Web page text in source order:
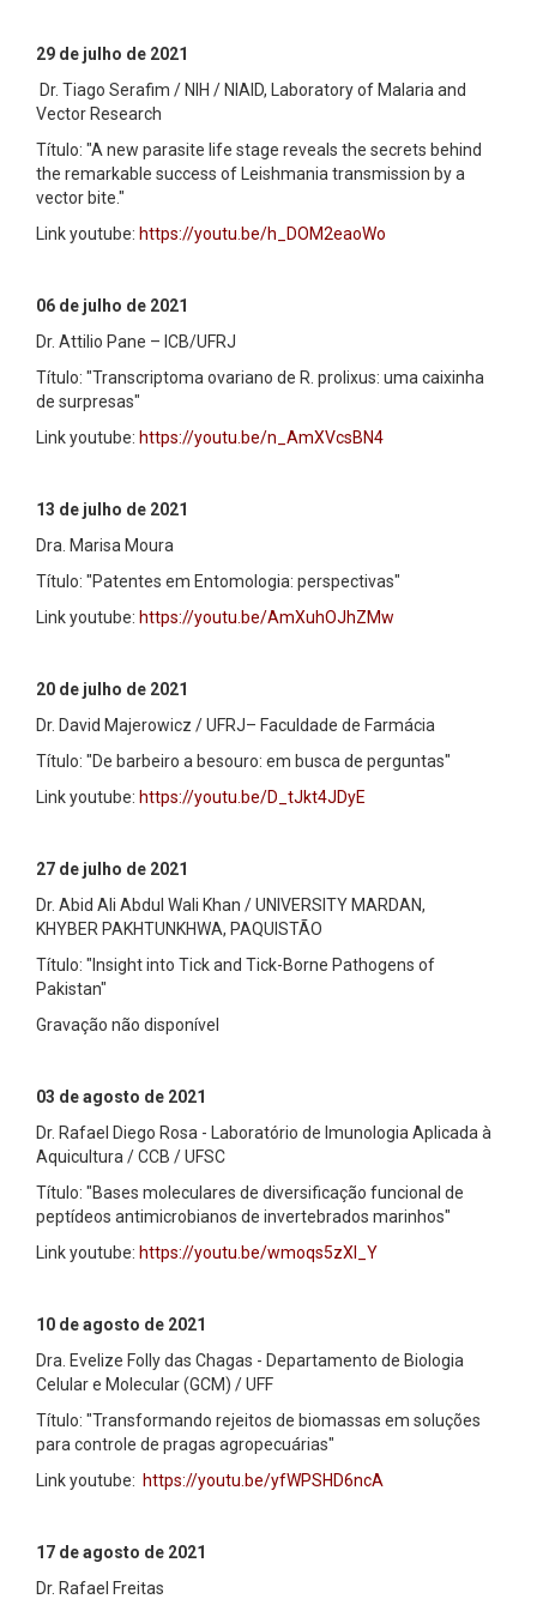
29 de julho de 2021
Dr. Tiago Serafim / NIH / NIAID, Laboratory of Malaria and
Vector Research
Título: "A new parasite life stage reveals the secrets behind
the remarkable success of Leishmania transmission by a
vector bite."
Link youtube: https://youtu.be/h_DOM2eaoWo
06 de julho de 2021
Dr. Attilio Pane – ICB/UFRJ
Título: "Transcriptoma ovariano de R. prolixus: uma caixinha
de surpresas"
Link youtube: https://youtu.be/n_AmXVcsBN4
13 de julho de 2021
Dra. Marisa Moura
Título: "Patentes em Entomologia: perspectivas"
Link youtube: https://youtu.be/AmXuhOJhZMw
20 de julho de 2021
Dr. David Majerowicz / UFRJ– Faculdade de Farmácia
Título: "De barbeiro a besouro: em busca de perguntas"
Link youtube: https://youtu.be/D_tJkt4JDyE
27 de julho de 2021
Dr. Abid Ali Abdul Wali Khan / UNIVERSITY MARDAN,
KHYBER PAKHTUNKHWA, PAQUISTÃO
Título: "Insight into Tick and Tick-Borne Pathogens of
Pakistan"
Gravação não disponível
03 de agosto de 2021
Dr. Rafael Diego Rosa - Laboratório de Imunologia Aplicada à
Aquicultura / CCB / UFSC
Título: "Bases moleculares de diversificação funcional de
peptídeos antimicrobianos de invertebrados marinhos"
Link youtube: https://youtu.be/wmoqs5zXI_Y
10 de agosto de 2021
Dra. Evelize Folly das Chagas - Departamento de Biologia
Celular e Molecular (GCM) / UFF
Título: "Transformando rejeitos de biomassas em soluções
para controle de pragas agropecuárias"
Link youtube: https://youtu.be/yfWPSHD6ncA
17 de agosto de 2021
Dr. Rafael Freitas